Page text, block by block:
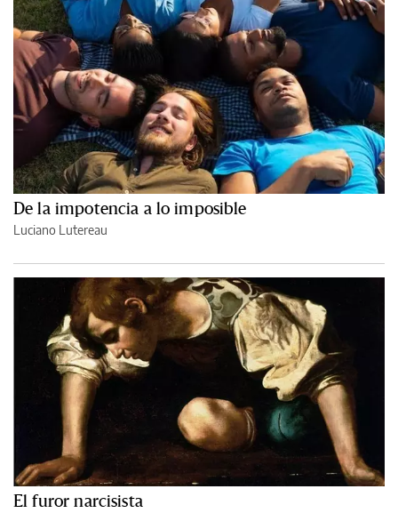
De la impotencia a lo imposible
Luciano Lutereau
El furor narcisista